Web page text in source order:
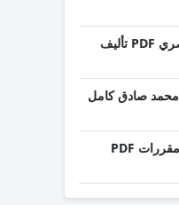
تحميل كتاب الأمير العصري PDF تأليف
تحميل رواية إذما PDF محمد صادق كامل
تحميل كتاب علم البيئة مقررات PDF